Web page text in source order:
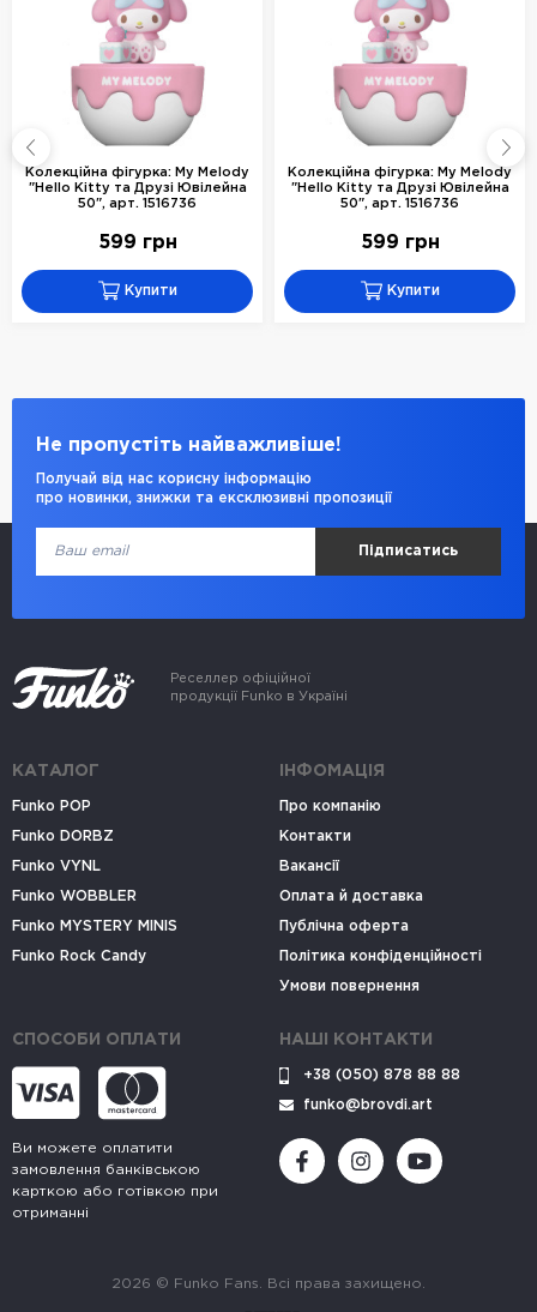
Колекційна фігурка: My Melody
"Hello Kitty та Друзі Ювілейна
50", арт. 1516736
599 грн
Купити
Колекційна фігурка: My Melody
"Hello Kitty та Друзі Ювілейна
50", арт. 1516736
599 грн
Купити
Не пропустіть найважливіше!
Получай від нас корисну інформацію
про новинки, знижки та ексклюзивні пропозиції
Підписатись
Реселлер офіційної
продукції Funko в Україні
КАТАЛОГ
Funko POP
Funko DORBZ
Funko VYNL
Funko WOBBLER
Funko MYSTERY MINIS
Funko Rock Candy
ІНФОМАЦІЯ
Про компанію
Контакти
Вакансії
Оплата й доставка
Публічна оферта
Політика конфіденційності
Умови повернення
СПОСОБИ ОПЛАТИ
Ви можете оплатити
замовлення банківською
карткою або готівкою при
отриманні
НАШІ КОНТАКТИ
+38 (050) 878 88 88
funko@brovdi.art
2026 © Funko Fans. Всі права захищено.